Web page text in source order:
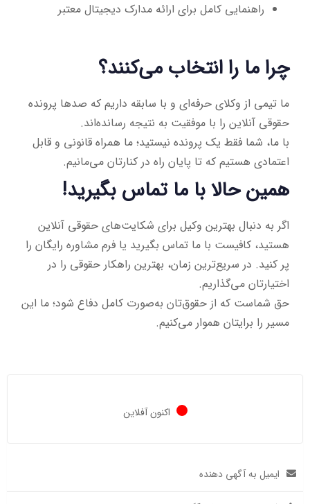
راهنمایی کامل برای ارائه مدارک دیجیتال معتبر
چرا ما را انتخاب می‌کنند؟
ما تیمی از وکلای حرفه‌ای و با سابقه داریم که صدها پرونده
حقوقی آنلاین را با موفقیت به نتیجه رسانده‌اند.
با ما، شما فقط یک پرونده نیستید؛ ما همراه قانونی و قابل
اعتمادی هستیم که تا پایان راه در کنارتان می‌مانیم.
همین حالا با ما تماس بگیرید!
اگر به دنبال بهترین وکیل برای شکایت‌های حقوقی آنلاین
هستید، کافیست با ما تماس بگیرید یا فرم مشاوره رایگان را
پر کنید. در سریع‌ترین زمان، بهترین راهکار حقوقی را در
اختیارتان می‌گذاریم.
حق شماست که از حقوق‌تان به‌صورت کامل دفاع شود؛ ما این
مسیر را برایتان هموار می‌کنیم.
اکنون آفلاین
ایمیل به آگهی دهنده